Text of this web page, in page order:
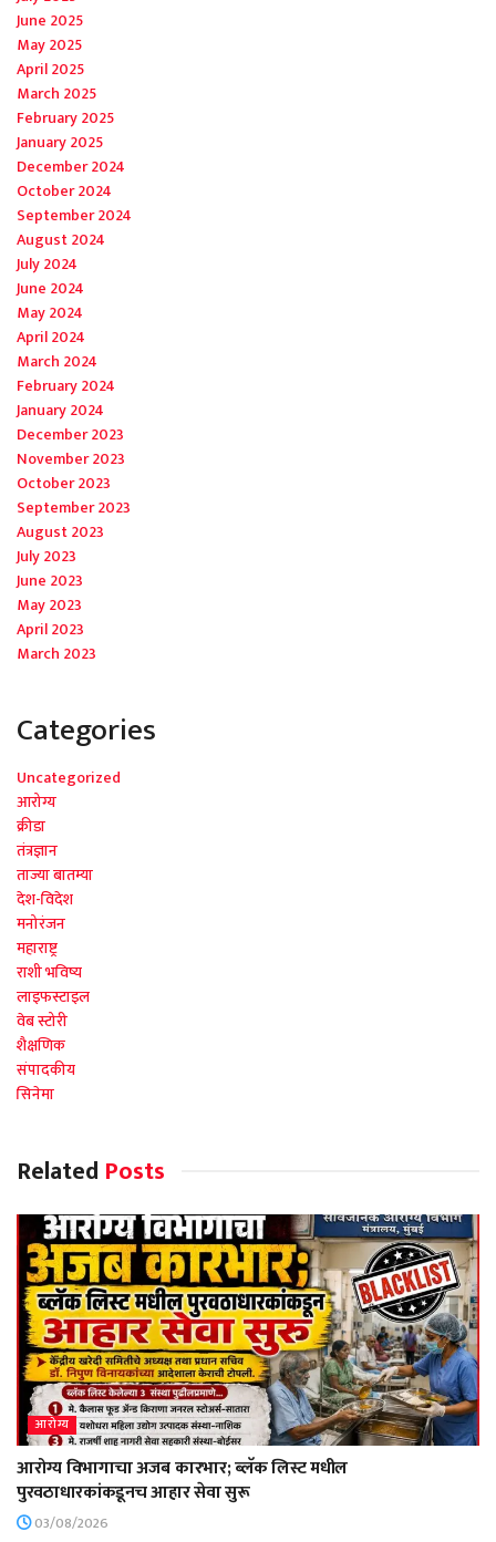
June 2025
May 2025
April 2025
March 2025
February 2025
January 2025
December 2024
October 2024
September 2024
August 2024
July 2024
June 2024
May 2024
April 2024
March 2024
February 2024
January 2024
December 2023
November 2023
October 2023
September 2023
August 2023
July 2023
June 2023
May 2023
April 2023
March 2023
Categories
Uncategorized
आरोग्य
क्रीडा
तंत्रज्ञान
ताज्या बातम्या
देश-विदेश
मनोरंजन
महाराष्ट्र
राशी भविष्य
लाइफस्टाइल
वेब स्टोरी
शैक्षणिक
संपादकीय
सिनेमा
Related Posts
आरोग्य
आरोग्य विभागाचा अजब कारभार; ब्लॅक लिस्ट मधील
पुरवठाधारकांकडूनच आहार सेवा सुरू
03/08/2026